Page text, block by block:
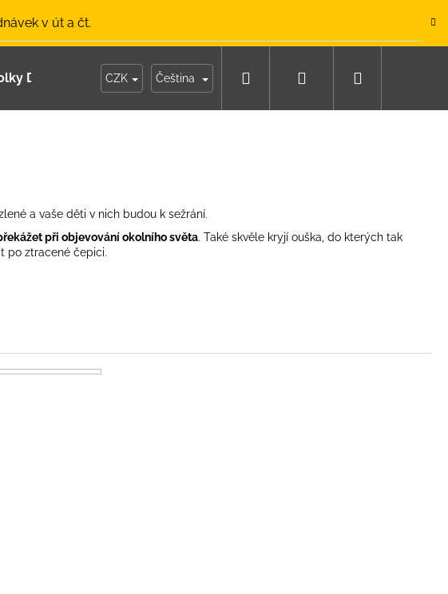
v út a čt.
Dupeťačky Moje objednávka
CZK Čeština Hledat Přihlášení
a vaše děti v nich budou k sežrání.
při objevování okolního světa. Také skvěle kryjí ouška, do kterých tak
po ztracené čepici.